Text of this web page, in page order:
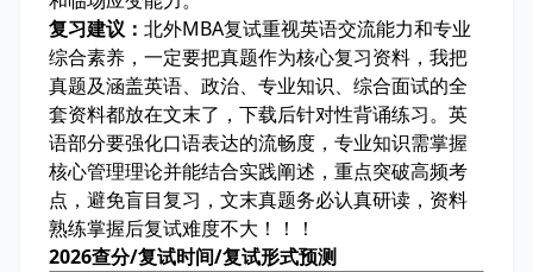
复习建议： 北外MBA复试重视英语交流能力和专业
综合素养，一定要把真题作为核心复习资料，我把
真题及涵盖英语、政治、专业知识、综合面试的全
套资料都放在文末了，下载后针对性背诵练习。英
语部分要强化口语表达的流畅度，专业知识需掌握
核心管理理论并能结合实践阐述， 重点突破高频考
点 ，避免盲目复习， 文末真题务必认真研读 ， 资料
熟练掌握后复试难度不大 ！！！
2026查分/复试时间/复试形式预测